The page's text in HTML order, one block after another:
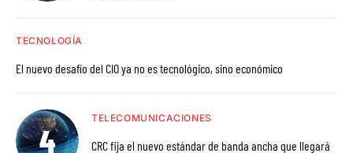
TECNOLOGÍA
El nuevo desafío del CIO ya no es tecnológico, sino económico
TELECOMUNICACIONES
CRC fija el nuevo estándar de banda ancha que llegará